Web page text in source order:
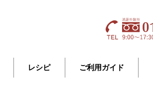
レシピ ご利用ガイド